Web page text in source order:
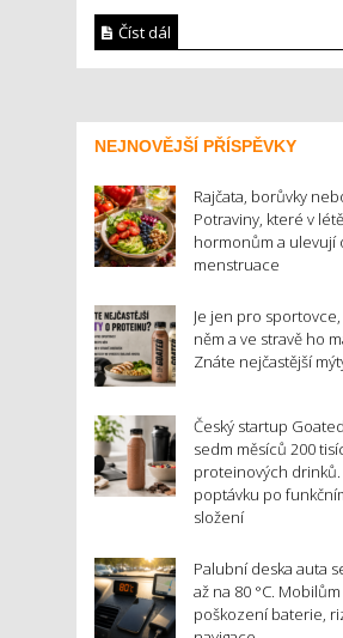
Číst dál
NEJNOVĚJŠÍ PŘÍSPĚVKY
Rajčata, borůvky
Potraviny, které v
hormonům a ulevují
menstruace
Je jen pro
něm a ve stravě ho
Znáte nejčastější
Český startup
sedm měsíců 200
proteinových drinků.
poptávku po
složení
Palubní deska auta
až na 80 °C.
poškození baterie,